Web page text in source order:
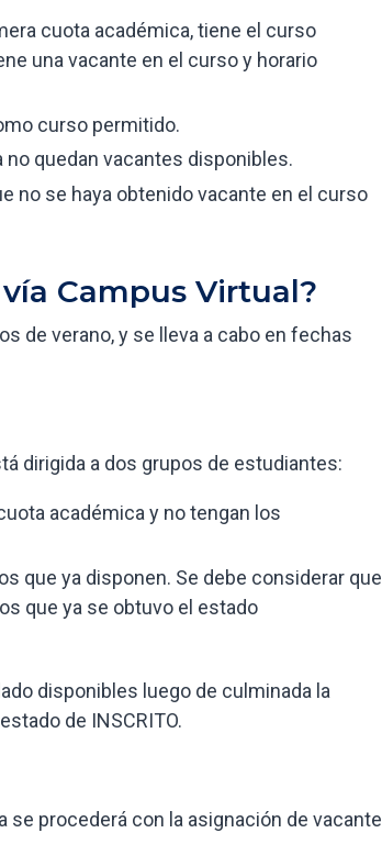
cuota académica, tiene el curso
una vacante en el curso y horario
curso permitido.
no quedan vacantes disponibles.
no se haya obtenido vacante en el curso
Campus Virtual?
de verano, y se lleva a cabo en fechas
dirigida a dos grupos de estudiantes:
académica y no tengan los
que ya disponen. Se debe considerar que
que ya se obtuvo el estado
disponibles luego de culminada la
de INSCRITO.
se procederá con la asignación de